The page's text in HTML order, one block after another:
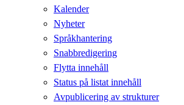
Kalender
Nyheter
Språkhantering
Snabbredigering
Flytta innehåll
Status på listat innehåll
Avpublicering av strukturer